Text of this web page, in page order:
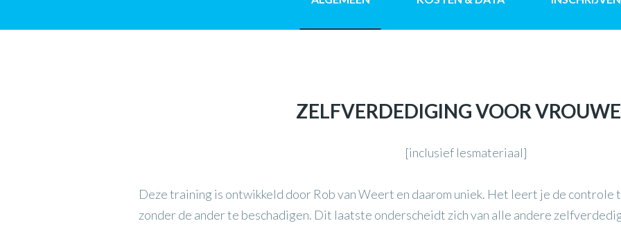
ZELFVERDEDIGING VOOR
[inclusief lesmateriaal]
Deze training is ontwikkeld door Rob van Weert en daarom uniek. Het leert je de controle
zonder de ander te beschadigen. Dit laatste onderscheidt zich van alle andere